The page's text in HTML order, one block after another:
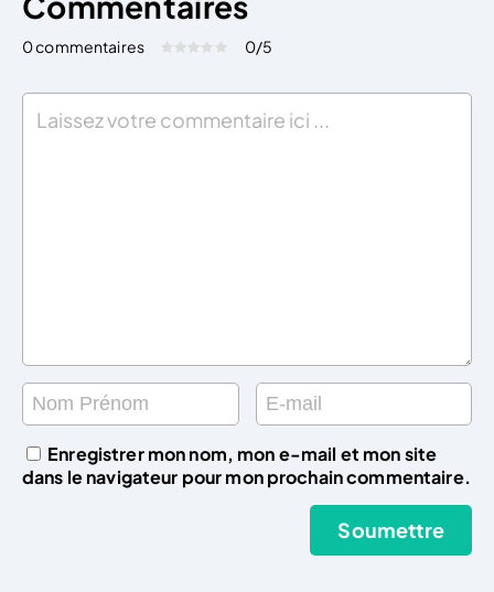
0 commentaires Évaluez cet article:
0/5
Enregistrer mon nom, mon e-mail et mon site
dans le navigateur pour mon prochain commentaire.